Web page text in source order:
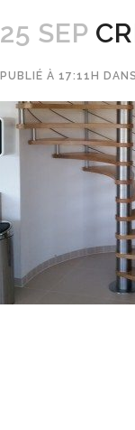
25 SEP
PUBLIÉ À 17:11H DANS